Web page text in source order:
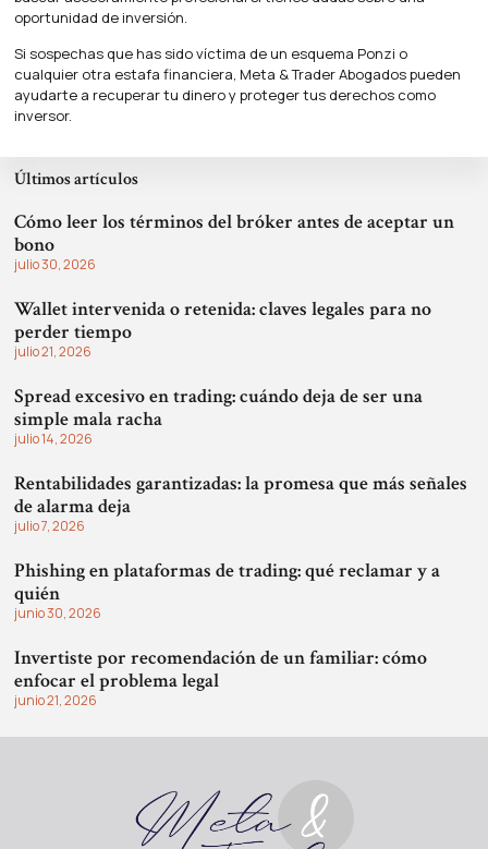
Últimos artículos
Cómo leer los términos del bróker antes de aceptar un
bono
julio 30, 2026
Wallet intervenida o retenida: claves legales para no
perder tiempo
julio 21, 2026
Spread excesivo en trading: cuándo deja de ser una
simple mala racha
julio 14, 2026
Rentabilidades garantizadas: la promesa que más señales
de alarma deja
julio 7, 2026
Phishing en plataformas de trading: qué reclamar y a
quién
junio 30, 2026
Invertiste por recomendación de un familiar: cómo
enfocar el problema legal
junio 21, 2026
oportunidad de inversión.
Si sospechas que has sido víctima de un esquema Ponzi o
cualquier otra estafa financiera, Meta & Trader Abogadospueden
ayudarte a recuperar tu dinero y proteger tus derechos como
inversor.